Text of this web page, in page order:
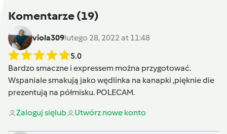
Komentarze(19)
viola309lutego 28, 2022 at 11:48
5.0
Bardzo smaczne i expressem można przygotować.
Wspaniale smakują jako wędlinka na kanapki ,pięknie die
prezentują na półmisku. POLECAM.
Zaloguj sięlub Utwórz nowe konto